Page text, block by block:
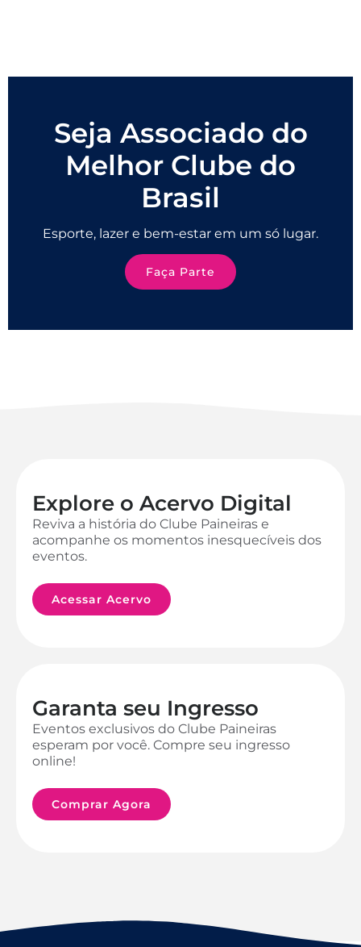
Seja Associado do
Melhor Clube do
Brasil
Esporte, lazer e bem-estar em um só lugar.
Faça Parte
Explore o Acervo Digital
Reviva a história do Clube Paineiras e
acompanhe os momentos inesquecíveis dos
eventos.
Acessar Acervo
Garanta seu Ingresso
Eventos exclusivos do Clube Paineiras
esperam por você. Compre seu ingresso
online!
Comprar Agora